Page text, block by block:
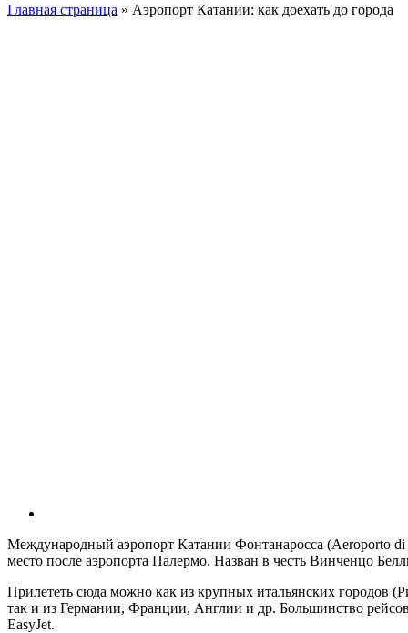
Главная страница » Аэропорт Катании: как доехать до города
Международный аэропорт Катании Фонтанаросса (Aeroporto di
место после аэропорта Палермо. Назван в честь Винченцо
Прилететь сюда можно как из крупных итальянских городов
так и из Германии, Франции, Англии и др. Большинство
EasyJet.